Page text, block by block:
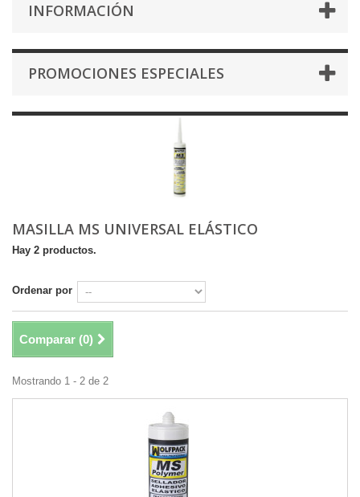
INFORMACIÓN
PROMOCIONES ESPECIALES
MASILLA MS UNIVERSAL ELÁSTICO
Hay 2 productos.
Ordenar por
Comparar (0)
Mostrando 1 - 2 de 2